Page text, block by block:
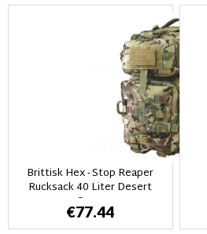
Brittisk Hex - Stop Reaper
Rucksack 40 Liter Desert
Camo
€77.44